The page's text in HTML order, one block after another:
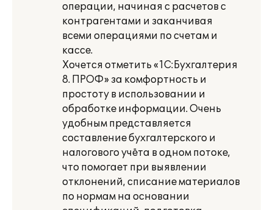
операции, начиная с расчетов с
контрагентами и заканчивая
всеми операциями по счетам и
кассе.
Хочется отметить «1С:Бухгалтерия
8. ПРОФ» за комфортность и
простоту в использовании и
обработке информации. Очень
удобным представляется
составление бухгалтерского и
налогового учёта в одном потоке,
что помогает при выявлении
отклонений, списание материалов
по нормам на основании